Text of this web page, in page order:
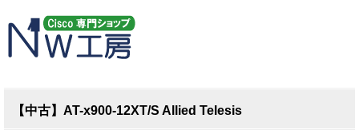
【中古】AT-x900-12XT/S Allied Telesis